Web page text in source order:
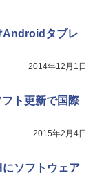
Androidタブレ
2014年12月1日
ト更新で国際
2015年2月4日
ソフトウェア